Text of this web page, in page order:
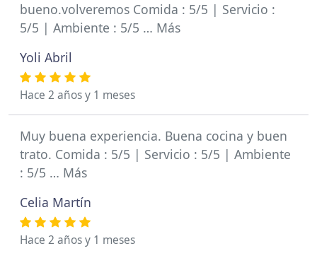
bueno.volveremos Comida : 5/5 | Servicio :
5/5 | Ambiente : 5/5 … Más
Yoli Abril
Hace 2 años y 1 meses
Muy buena experiencia. Buena cocina y buen
trato. Comida : 5/5 | Servicio : 5/5 | Ambiente
: 5/5 … Más
Celia Martín
Hace 2 años y 1 meses